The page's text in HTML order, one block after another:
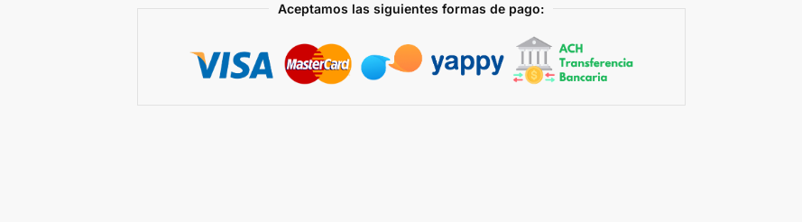
Aceptamos las siguientes formas de pago: